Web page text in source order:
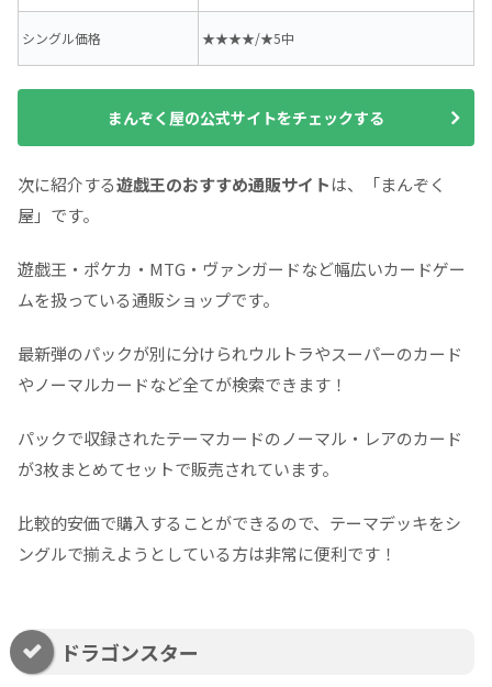
シングル価格 ★★★★/★5中
まんぞく屋の公式サイトをチェックする
次に紹介する遊戯王のおすすめ通販サイトは、「まんぞく
屋」です。
遊戯王・ポケカ・MTG・ヴァンガードなど幅広いカードゲー
ムを扱っている通販ショップです。
最新弾のパックが別に分けられウルトラやスーパーのカード
やノーマルカードなど全てが検索できます！
パックで収録されたテーマカードのノーマル・レアのカード
が3枚まとめてセットで販売されています。
比較的安価で購入することができるので、テーマデッキをシ
ングルで揃えようとしている方は非常に便利です！
ドラゴンスター